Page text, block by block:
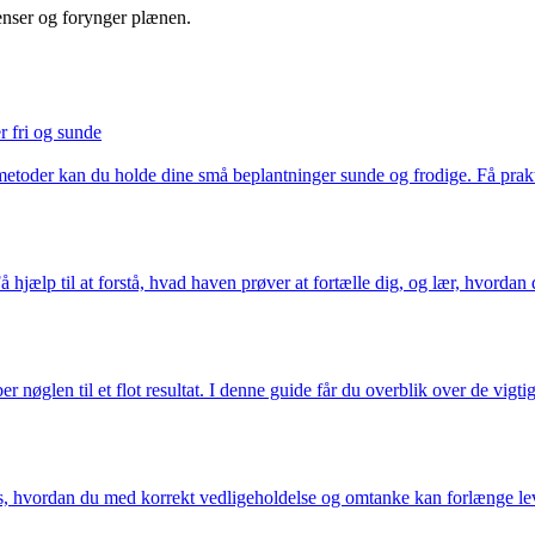
og forynger plænen.
fri og sunde
kan du holde dine små beplantninger sunde og frodige. Få
til at forstå, hvad haven prøver at fortælle dig, og lær, hvordan
nøglen til et flot resultat. I denne guide får du overblik over de
du med korrekt vedligeholdelse og omtanke kan forlænge